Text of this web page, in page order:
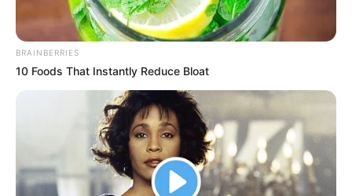
BRAINBERRIES
10 Foods That Instantly Reduce Bloat